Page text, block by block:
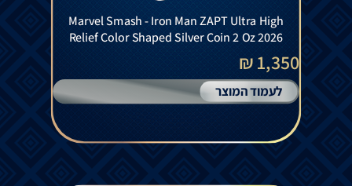
Marvel Smash - Iron Man ZAPT Ultra High
Relief Color Shaped Silver Coin 2 Oz 2026
1,350 ₪
לעמוד המוצר